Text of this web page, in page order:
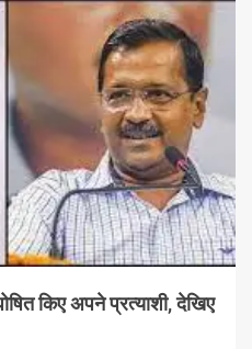
किए अपने प्रत्याशी, देखिए